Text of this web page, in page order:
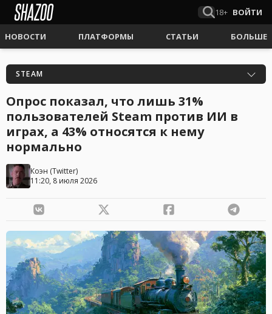
18+ ВОЙТИ
НОВОСТИ ПЛАТФОРМЫ СТАТЬИ БОЛЬШЕ
STEAM
Опрос показал, что лишь 31%
пользователей Steam против ИИ в
играх, а 43% относятся к нему
нормально
Коэн (Twitter)
11:20, 8 июля 2026